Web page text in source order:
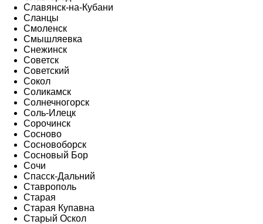
Славянск-на-Кубани
Сланцы
Смоленск
Смышляевка
Снежинск
Советск
Советский
Сокол
Соликамск
Солнечногорск
Соль-Илецк
Сорочинск
Сосново
Сосновоборск
Сосновый Бор
Сочи
Спасск-Дальний
Ставрополь
Старая
Старая Купавна
Старый Оскол